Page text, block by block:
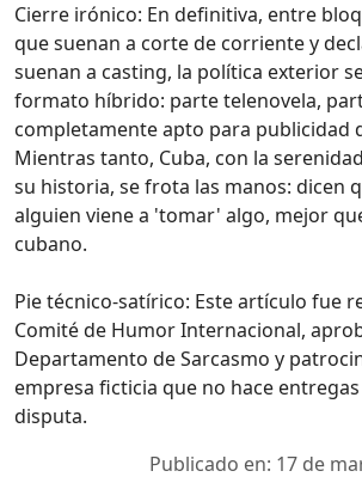
Cierre irónico: En definitiva, entre
que suenan a corte de corriente y
suenan a casting, la política exterior
formato híbrido: parte telenovela,
completamente apto para publicidad
Mientras tanto, Cuba, con la
su historia, se frota las manos: dicen
alguien viene a 'tomar' algo, mejor
cubano.
Pie técnico-satírico: Este artículo fue
Comité de Humor Internacional,
Departamento de Sarcasmo y
empresa ficticia que no hace
disputa.
Publicado en: 17 de